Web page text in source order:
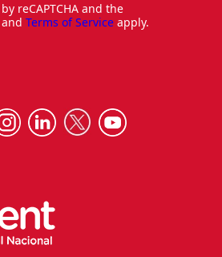
reCAPTCHA and the
and Terms of Service apply.